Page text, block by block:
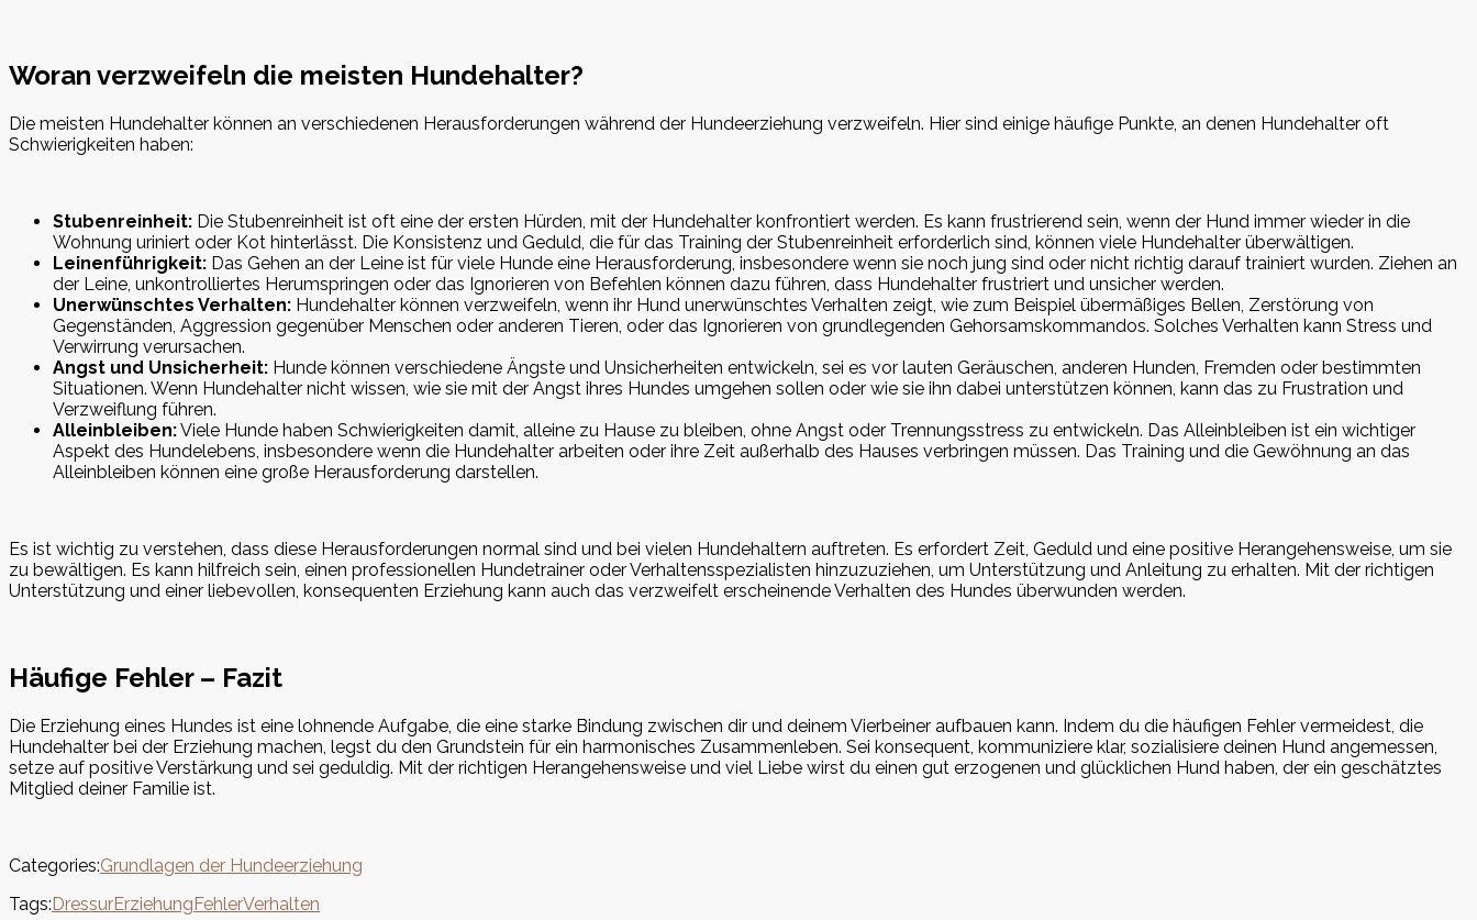
Woran verzweifeln die meisten Hundehalter?
Die meisten Hundehalter können an verschiedenen Herausforderungen während der Hundeerziehung verzweifeln. Hier sind einige häufige Punkte, an denen Hundehalter oft
Schwierigkeiten haben:
Stubenreinheit: Die Stubenreinheit ist oft eine der ersten Hürden, mit der Hundehalter konfrontiert werden. Es kann frustrierend sein, wenn der Hund immer wieder in die
Wohnung uriniert oder Kot hinterlässt. Die Konsistenz und Geduld, die für das Training der Stubenreinheit erforderlich sind, können viele Hundehalter überwältigen.
Leinenführigkeit: Das Gehen an der Leine ist für viele Hunde eine Herausforderung, insbesondere wenn sie noch jung sind oder nicht richtig darauf trainiert wurden. Ziehen an
der Leine, unkontrolliertes Herumspringen oder das Ignorieren von Befehlen können dazu führen, dass Hundehalter frustriert und unsicher werden.
Unerwünschtes Verhalten: Hundehalter können verzweifeln, wenn ihr Hund unerwünschtes Verhalten zeigt, wie zum Beispiel übermäßiges Bellen, Zerstörung von
Gegenständen, Aggression gegenüber Menschen oder anderen Tieren, oder das Ignorieren von grundlegenden Gehorsamskommandos. Solches Verhalten kann Stress und
Verwirrung verursachen.
Angst und Unsicherheit: Hunde können verschiedene Ängste und Unsicherheiten entwickeln, sei es vor lauten Geräuschen, anderen Hunden, Fremden oder bestimmten
Situationen. Wenn Hundehalter nicht wissen, wie sie mit der Angst ihres Hundes umgehen sollen oder wie sie ihn dabei unterstützen können, kann das zu Frustration und
Verzweiflung führen.
Alleinbleiben:Viele Hunde haben Schwierigkeiten damit, alleine zu Hause zu bleiben, ohne Angst oder Trennungsstress zu entwickeln. Das Alleinbleiben ist ein wichtiger
Aspekt des Hundelebens, insbesondere wenn die Hundehalter arbeiten oder ihre Zeit außerhalb des Hauses verbringen müssen. Das Training und die Gewöhnung an das
Alleinbleiben können eine große Herausforderung darstellen.
Es ist wichtig zu verstehen, dass diese Herausforderungen normal sind und bei vielen Hundehaltern auftreten. Es erfordert Zeit, Geduld und eine positive Herangehensweise, um sie
zu bewältigen. Es kann hilfreich sein, einen professionellen Hundetrainer oder Verhaltensspezialisten hinzuzuziehen, um Unterstützung und Anleitung zu erhalten. Mit der richtigen
Unterstützung und einer liebevollen, konsequenten Erziehung kann auch das verzweifelt erscheinende Verhalten des Hundes überwunden werden.
Häufige Fehler – Fazit
Die Erziehung eines Hundes ist eine lohnende Aufgabe, die eine starke Bindung zwischen dir und deinem Vierbeiner aufbauen kann. Indem du die häufigen Fehler vermeidest, die
Hundehalter bei der Erziehung machen, legst du den Grundstein für ein harmonisches Zusammenleben. Sei konsequent, kommuniziere klar, sozialisiere deinen Hund angemessen,
setze auf positive Verstärkung und sei geduldig. Mit der richtigen Herangehensweise und viel Liebe wirst du einen gut erzogenen und glücklichen Hund haben, der ein geschätztes
Mitglied deiner Familie ist.
Categories:Grundlagen der Hundeerziehung
Tags:DressurErziehungFehlerVerhalten